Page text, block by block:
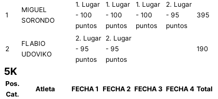
1
MIGUEL
SORONDO
1. Lugar
- 100
puntos
1. Lugar
- 100
puntos
1. Lugar
- 100
puntos
2. Lugar
- 95
puntos
395
2
FLABIO
UDOVIKO
2. Lugar
- 95
puntos
2. Lugar
- 95
puntos
190
5K
Pos.
Cat.
Atleta FECHA 1 FECHA 2 FECHA 3 FECHA 4 Total